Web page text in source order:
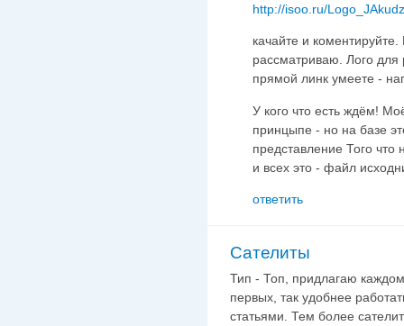
http://isoo.ru/
качайте и
рассматриваю. Лого
прямой линк умеете -
У кого что есть ждём!
принцыпе - но на базе
представление Того
и всех это - файл
ответить
Сателиты
Тип - Топ, придлагаю
первых, так удобнее
статьями. Тем более